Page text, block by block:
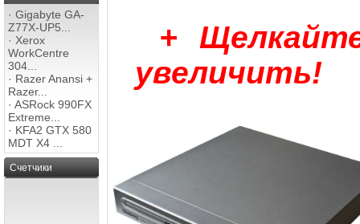
· Gigabyte GA-
Z77X-UP5...
· Xerox
WorkCentre
304...
· Razer Anansi +
Razer...
· ASRock 990FX
Extreme...
· KFA2 GTX 580
MDT X4 ...
Счетчики
+
увеличить!